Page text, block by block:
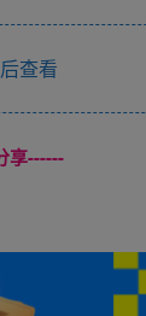
查看
享------